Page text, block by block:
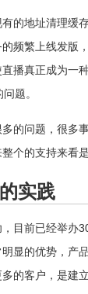
的地址清理缓
频繁上线发版
播真正成为一
题。
的问题，很多
个的支持来看是
实践
目前已经举办
显的优势，产
的客户，是建